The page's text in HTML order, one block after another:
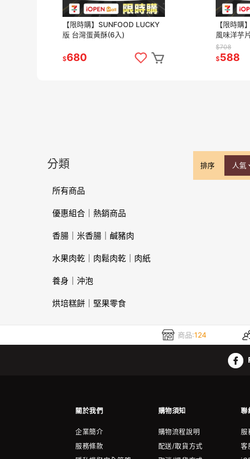
【限時購】SUNFOOD LUCKY
版 台灣蛋黃酥(6入)
$680
【限時購
風味洋芋
味洋芋片
BEEF
$708
$588
分類
所有商品
優惠組合｜熱銷商品
香腸｜米香腸｜鹹豬肉
水果肉乾｜肉鬆肉乾｜肉紙
養身｜沖泡
烘培糕餅｜堅果零食
排序 人氣
商品:124
關於我們 購物須知 聯
企業簡介
服務條款
購物流程說明
配送/取貨方式
服
客